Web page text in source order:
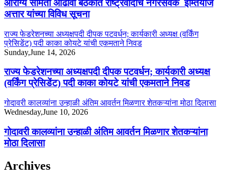
आरोग्य समिती आढावा बैठकीत राष्ट्रवादीचे नगरसेवक इम्तियाज
अत्तार यांच्या विविध सूचना
राज्य फेडरेशनच्या अध्यक्षपदी दीपक पटवर्धन; कार्यकारी अध्यक्ष (वर्किंग
प्रेसिडेंट) पदी काका कोयटे यांची एकमताने निवड
Sunday,June 14, 2026
राज्य फेडरेशनच्या अध्यक्षपदी दीपक पटवर्धन; कार्यकारी अध्यक्ष
(वर्किंग प्रेसिडेंट) पदी काका कोयटे यांची एकमताने निवड
गोदावरी कालव्यांना उन्हाळी अंतिम आवर्तन मिळणार शेतकऱ्यांना मोठा दिलासा
Wednesday,June 10, 2026
गोदावरी कालव्यांना उन्हाळी अंतिम आवर्तन मिळणार शेतकऱ्यांना
मोठा दिलासा
Archives